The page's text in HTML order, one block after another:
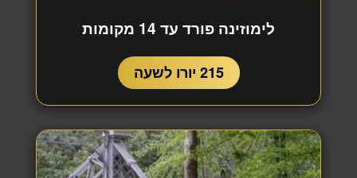
לימוזינה פורד עד 14 מקומות
215 יורו לשעה